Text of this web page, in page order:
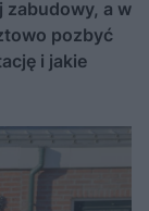
zabudowy, a w
pozbyć
i jakie